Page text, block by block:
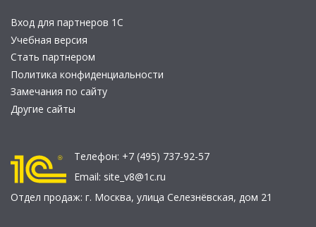
Вход для партнеров 1С
Учебная версия
Стать партнером
Политика конфиденциальности
Замечания по сайту
Другие сайты
Телефон: +7 (495) 737-92-57
Email: site_v8@1c.ru
Отдел продаж: г. Москва, улица Селезнёвская, дом 21